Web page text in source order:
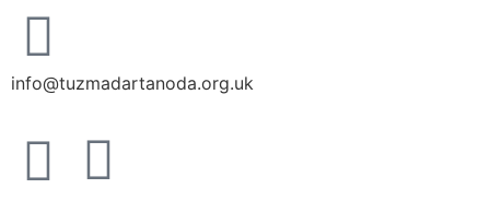
info@tuzmadartanoda.org.uk